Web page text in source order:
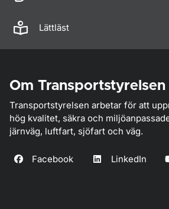
Lättläst
Om Transportstyrelsen
Transportstyrelsen arbetar för att
hög kvalitet, säkra och
järnväg, luftfart, sjöfart och väg.
Facebook LinkedIn